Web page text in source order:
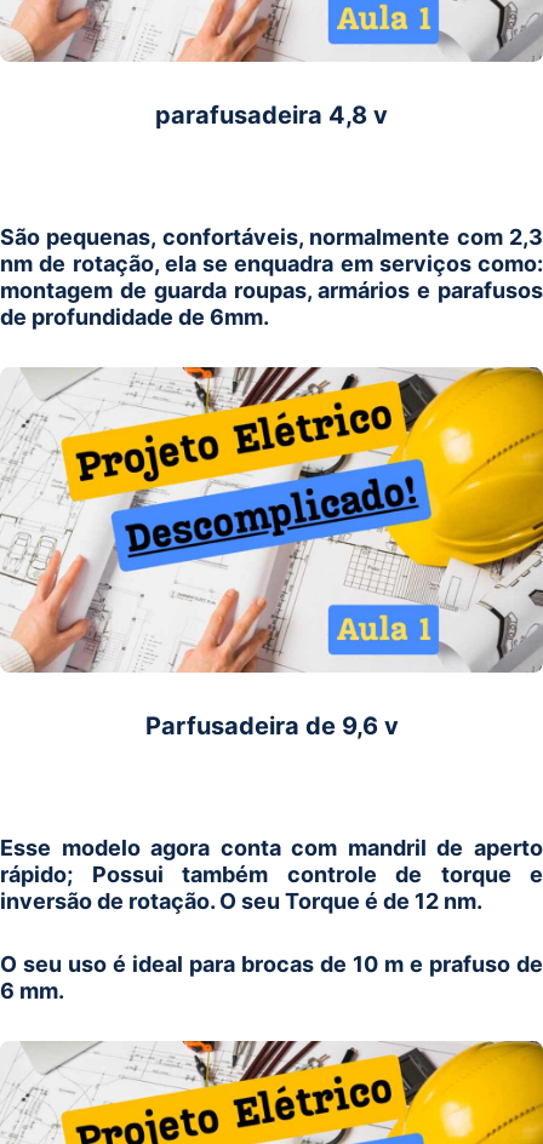
parafusadeira 4,8 v
São pequenas, confortáveis, normalmente com 2,3
nm de rotação, ela se enquadra em serviços como:
montagem de guarda roupas, armários e parafusos
de profundidade de 6mm.
Parfusadeira de 9,6 v
Esse modelo agora conta com mandril de aperto
rápido; Possui também controle de torque e
inversão de rotação. O seu Torque é de 12 nm.
O seu uso é ideal para brocas de 10 m e prafuso de
6 mm.